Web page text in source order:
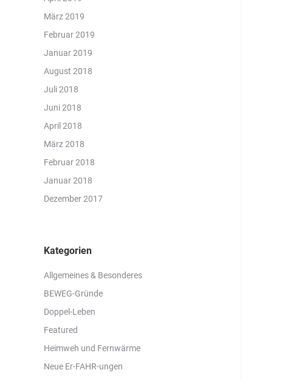
März 2019
Februar 2019
Januar 2019
August 2018
Juli 2018
Juni 2018
April 2018
März 2018
Februar 2018
Januar 2018
Dezember 2017
Kategorien
Allgemeines & Besonderes
BEWEG-Gründe
Doppel-Leben
Featured
Heimweh und Fernwärme
Neue Er-FAHR-ungen